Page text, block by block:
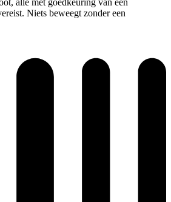
Niets beweegt zonder een